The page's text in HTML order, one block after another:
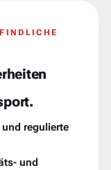
regulierte
und